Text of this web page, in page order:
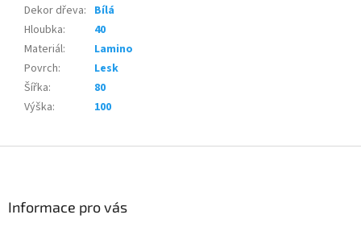
Dekor dřeva: Bílá
Hloubka:
40
Materiál:
Lamino
Povrch:
Lesk
Šířka:
80
Výška: 100
Informace pro vás